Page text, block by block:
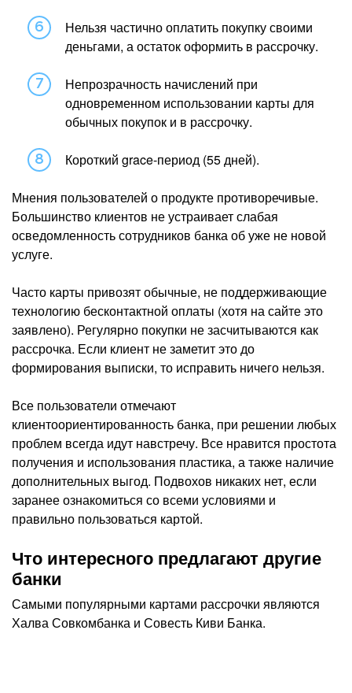
Нельзя частично оплатить покупку своими
деньгами, а остаток оформить в рассрочку.
Непрозрачность начислений при
одновременном использовании карты для
обычных покупок и в рассрочку.
Короткий grace-период (55 дней).
Мнения пользователей о продукте противоречивые.
Большинство клиентов не устраивает слабая
осведомленность сотрудников банка об уже не новой
услуге.
Часто карты привозят обычные, не поддерживающие
технологию бесконтактной оплаты (хотя на сайте это
заявлено). Регулярно покупки не засчитываются как
рассрочка. Если клиент не заметит это до
формирования выписки, то исправить ничего нельзя.
Все пользователи отмечают
клиентоориентированность банка, при решении любых
проблем всегда идут навстречу. Все нравится простота
получения и использования пластика, а также наличие
дополнительных выгод. Подвохов никаких нет, если
заранее ознакомиться со всеми условиями и
правильно пользоваться картой.
Что интересного предлагают другие
банки
Самыми популярными картами рассрочки являются
Халва Совкомбанка и Совесть Киви Банка.